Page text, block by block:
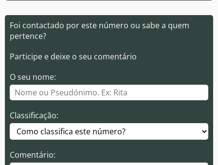
Foi contactado por este número ou sabe a quem
pertence?
Participe e deixe o seu comentário
O seu nome:
Classificação:
Comentário: